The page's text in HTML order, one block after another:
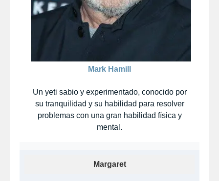
Mark Hamill
Un yeti sabio y experimentado, conocido por
su tranquilidad y su habilidad para resolver
problemas con una gran habilidad física y
mental.
Margaret